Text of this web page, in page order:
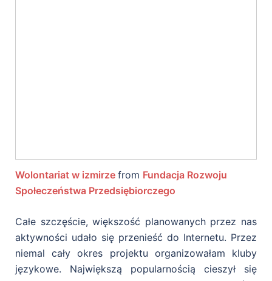
Wolontariat w izmirze from Fundacja Rozwoju
Społeczeństwa Przedsiębiorczego
Całe szczęście, większość planowanych przez nas
aktywności udało się przenieść do Internetu. Przez
niemal cały okres projektu organizowałam kluby
językowe. Największą popularnością cieszył się